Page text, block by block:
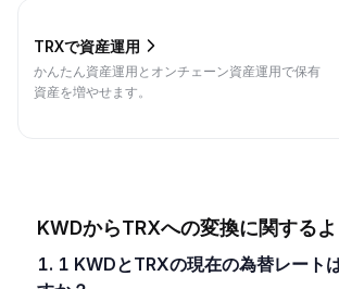
TRXで資産運用
かんたん資産運用とオンチェーン資産運用で保有
資産を増やせます。
KWDからTRXへの変換に関する
1. 1 KWDとTRXの現在の為替レートはいくらで